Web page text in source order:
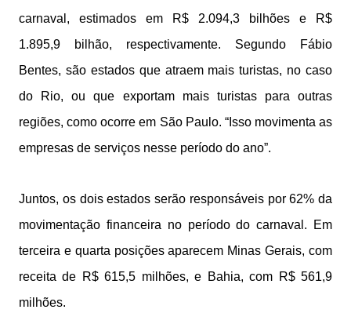
carnaval, estimados em R$ 2.094,3 bilhões e R$
1.895,9 bilhão, respectivamente. Segundo Fábio
Bentes, são estados que atraem mais turistas, no caso
do Rio, ou que exportam mais turistas para outras
regiões, como ocorre em São Paulo. “Isso movimenta as
empresas de serviços nesse período do ano”.
Juntos, os dois estados serão responsáveis por 62% da
movimentação financeira no período do carnaval. Em
terceira e quarta posições aparecem Minas Gerais, com
receita de R$ 615,5 milhões, e Bahia, com R$ 561,9
milhões.